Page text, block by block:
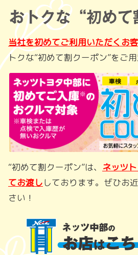
当社を初めてご利用いただくお
トクな“初めて割クーポン”をご
“初めて割クーポン”は、 ネッツ
てお渡ししております。ぜひお
さい！